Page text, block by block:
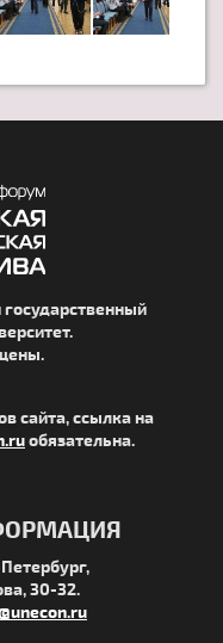
сайта, ссылка на
обязательна.
30-32.